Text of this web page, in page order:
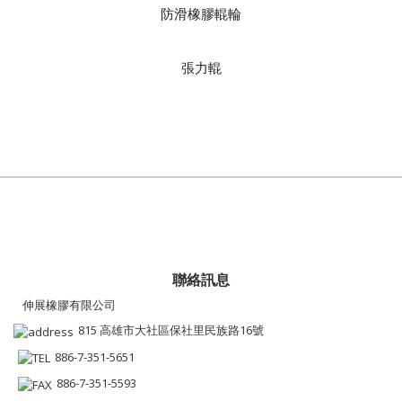
防滑橡膠輥輪
張力輥
聯絡訊息
伸展橡膠有限公司
815 高雄市大社區保社里民族路16號
886-7-351-5651
886-7-351-5593